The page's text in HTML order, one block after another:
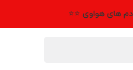
های هواوی ⭐⭐